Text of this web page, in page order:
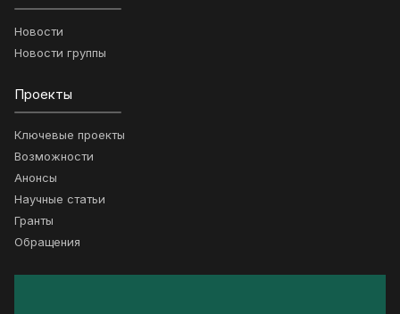
Новости
Новости группы
Проекты
Ключевые проекты
Возможности
Анонсы
Научные статьи
Гранты
Обращения